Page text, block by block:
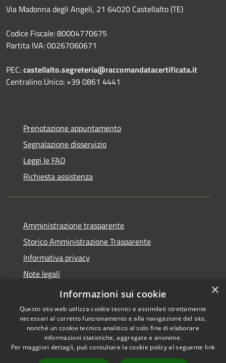
Via Madonna degli Angeli, 21 64020 Castellalto (TE)
Codice Fiscale: 80004770675
Partita IVA: 00267060671
PEC:castellalto.segreteria@raccomandatacertificata.it
Centralino Unico: +39 0861 4441
Prenotazione appuntamento
Segnalazione disservizio
Leggi le FAQ
Richiesta assistenza
Amministrazione trasparente
Storico Amministrazione Trasparente
Informativa privacy
Note legali
Dichiarazione di accessibilità
Accessibilità
Copyright © 2026 • Comune di
Castellalto • Powered by
×
Informazioni sui cookie
Questo sito web utilizza cookie tecnici e assimilati strettamente
necessari al corretto funzionamento e alla navigazione del sito,
nonché un cookie tecnico analitico al solo fine di elaborare
informazioni statistiche, aggregate e anonime.
Per maggiori dettagli, può consultare la cookie policy al seguente link